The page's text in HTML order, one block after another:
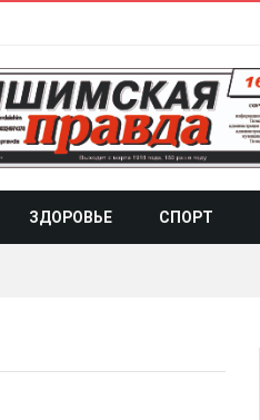
ЗДОРОВЬЕ СПОРТ